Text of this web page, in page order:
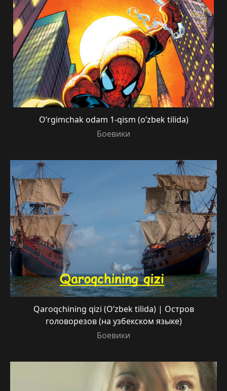
O’rgimchak odam 1-qism (o’zbek tilida)
Боевики
Qaroqchining qizi (O’zbek tilida) | Остров
головорезов (на узбекском языке)
Боевики